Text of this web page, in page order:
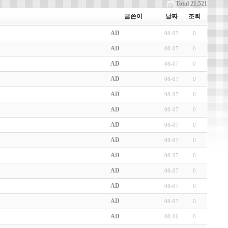
Total 21,521
글쓴이
날짜 조회
AD 08-07 0
AD 08-07 0
AD 08-07 0
AD 08-07 0
AD 08-07 0
AD 08-07 0
AD 08-07 0
AD 08-07 0
AD 08-07 0
AD 08-07 0
AD 08-07 0
AD 08-07 0
AD 08-06 0